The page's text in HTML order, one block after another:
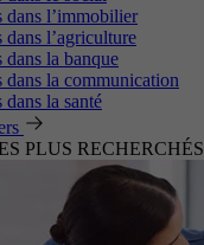
dans l’immobilier
dans l’agriculture
dans la banque
dans la communication
dans la santé
PLUS RECHERCHÉS